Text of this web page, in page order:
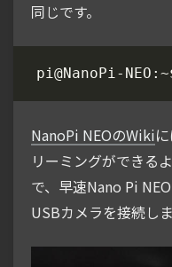
同じです。
NanoPi NEOのWiki
リーミングができる
で、早速Nano Pi
USBカメラを接続しま